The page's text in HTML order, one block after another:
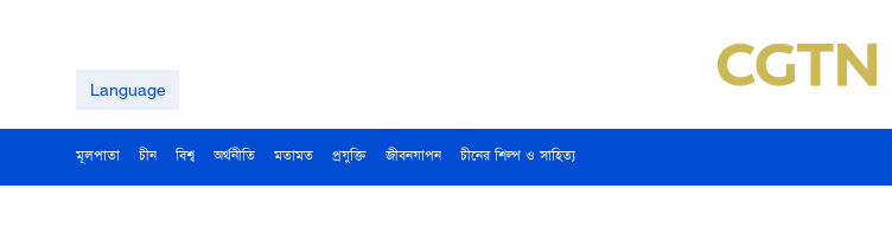
Language
মূলপাতা চীন বিশ্ব অর্থনীতি মতামত প্রযুক্তি জীবনযাপন চীনের শিল্প ও সাহিত্য